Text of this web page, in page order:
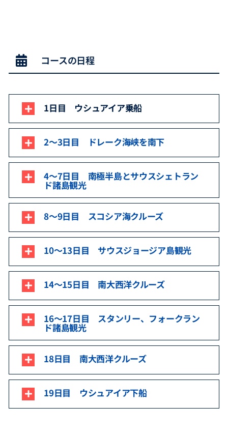
コースの日程
1日目 ウシュアイア乗船
2～3日目 ドレーク海峡を南下
4～7日目 南極半島とサウスシェトラン
ド諸島観光
8～9日目 スコシア海クルーズ
10～13日目 サウスジョージア島観光
14～15日目 南大西洋クルーズ
16～17日目 スタンリー、フォークラン
ド諸島観光
18日目 南大西洋クルーズ
19日目 ウシュアイア下船